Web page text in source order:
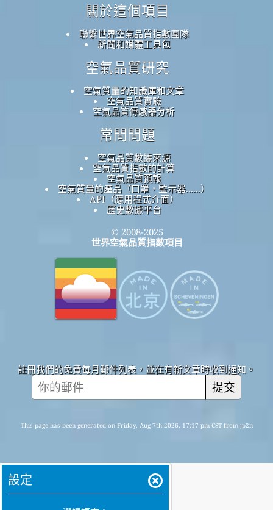
關於這個項目
聯繫世界空氣品質指數團隊
新聞和媒體工具包
空氣品質研究
空氣質量的知識庫和文章
空氣品質實驗
空氣品質傳感器分析
常問問題
空氣品質數據來源
空氣品質指數的計算
空氣品質預報
空氣質量的產品（口罩，監示器......）
API（應用程式介面）
歷史數據平台
© 2008-2025
世界空氣品質指數項目
註冊我們的免費每月郵件列表，並在有新文章時收到通知。
提交
This page has been generated on Friday, Aug 7th 2026, 17:17 pm CST from jp2n
設定